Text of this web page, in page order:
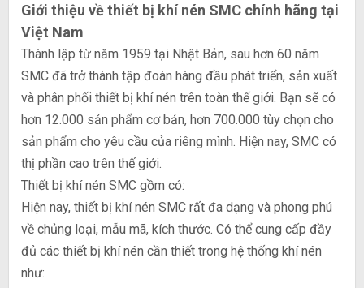
Giới thiệu về thiết bị khí nén SMC chính hãng tại
Việt Nam
Thành lập từ năm 1959 tại Nhật Bản, sau hơn 60 năm
SMC đã trở thành tập đoàn hàng đầu phát triển, sản xuất
và phân phối thiết bị khí nén trên toàn thế giới. Bạn sẽ có
hơn 12.000 sản phẩm cơ bản, hơn 700.000 tùy chọn cho
sản phẩm cho yêu cầu của riêng mình. Hiện nay, SMC có
thị phần cao trên thế giới.
Thiết bị khí nén SMC gồm có:
Hiện nay, thiết bị khí nén SMC rất đa dạng và phong phú
về chủng loại, mẫu mã, kích thước. Có thể cung cấp đầy
đủ các thiết bị khí nén cần thiết trong hệ thống khí nén
như: